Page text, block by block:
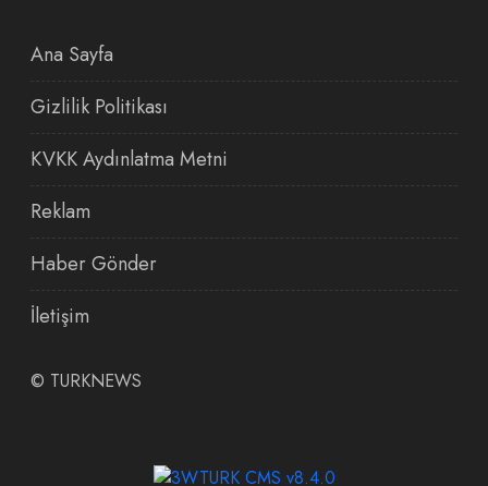
Ana Sayfa
Gizlilik Politikası
KVKK Aydınlatma Metni
Reklam
Haber Gönder
İletişim
© TURKNEWS